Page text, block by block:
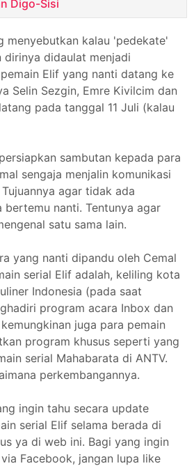
Digo-Sisi
menyebutkan kalau 'pedekate'
dirinya didaulat menjadi
Elif yang nanti datang ke
Selin Sezgin, Emre Kivilcim dan
pada tanggal 11 Juli (kalau
sambutan kepada para
sengaja menjalin komunikasi
agar tidak ada
bertemu nanti. Tentunya agar
satu sama lain.
yang nanti dipandu oleh Cemal
serial Elif adalah, keliling kota
Indonesia (pada saat
program acara Inbox dan
juga para pemain
program khusus seperti yang
serial Mahabarata di ANTV.
perkembangannya.
ingin tahu secara update
serial Elif selama berada di
ya di web ini. Bagi yang ingin
Facebook, jangan lupa like